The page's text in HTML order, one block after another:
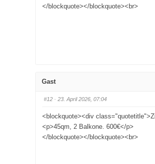
</blockquote></blockquote><br>
Gast
#12· 23. April 2026, 07:04
<blockquote><div
<p>45qm, 2 Balkone. 600€</p>
</blockquote></blockquote><br>